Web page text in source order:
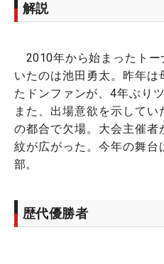
解説
2010年から始まったトー
いたのは池田勇太。昨年は
たドンファンが、4年ぶり
また、出場意欲を示して
の都合で欠場。大会主催
紋が広がった。今年の舞
部。
歴代優勝者